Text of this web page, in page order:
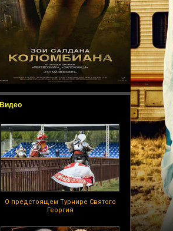
Видео
О предстоящем Турнире Святого
Георгия